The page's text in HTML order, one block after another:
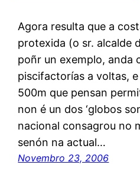
Agora resulta que a
protexida (o sr. alcalde
poñr un exemplo, anda
piscifactorías a voltas,
500m que pensan
non é un dos ‘globos
nacional consagrou no
senón na actual…
Novembro 23, 2006